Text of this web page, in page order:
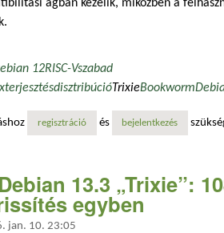
ágban kezelik, miközben a
12RISC-Vszabad
terjesztésdisztribúcióTrixieBookworm
debian 12 alapkövetelménnyel és frissített
regisztráció és bejelentkezés
13.3 „Trixie”:
egyben
jan. 10. 23:05